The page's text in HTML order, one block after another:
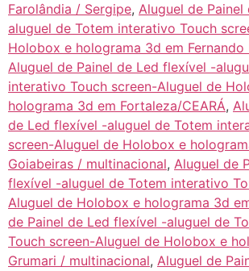
Farolândia / Sergipe, Aluguel de
aluguel de Totem interativo Touch
Holobox e holograma 3d em Fernando
Aluguel de Painel de Led flexível -
interativo Touch screen-Aluguel de
holograma 3d em Fortaleza/CEARÁ,
de Led flexível -aluguel de Totem
screen-Aluguel de Holobox e
Goiabeiras / multinacional, Aluguel de
flexível -aluguel de Totem interativo
Aluguel de Holobox e holograma 3d
de Painel de Led flexível -aluguel de
Touch screen-Aluguel de Holobox e
Grumari / multinacional, Aluguel de